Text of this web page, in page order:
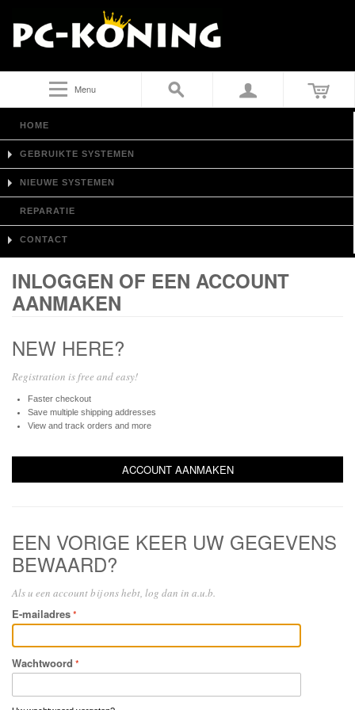
Menu
HOME
GEBRUIKTE SYSTEMEN
NIEUWE SYSTEMEN
REPARATIE
CONTACT
INLOGGEN OF EEN ACCOUNT
AANMAKEN
NEW HERE?
Registration is free and easy!
Faster checkout
Save multiple shipping addresses
View and track orders and more
ACCOUNT AANMAKEN
EEN VORIGE KEER UW GEGEVENS
BEWAARD?
Als u een account bij ons hebt, log dan in a.u.b.
E-mailadres
Wachtwoord